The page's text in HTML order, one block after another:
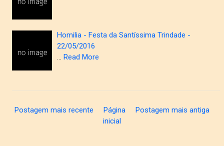
Homilia - Festa da Santíssima Trindade -
22/05/2016
… Read More
Postagem mais recente Postagem mais antiga
Página
inicial